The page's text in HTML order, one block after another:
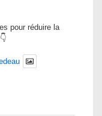
pour réduire la